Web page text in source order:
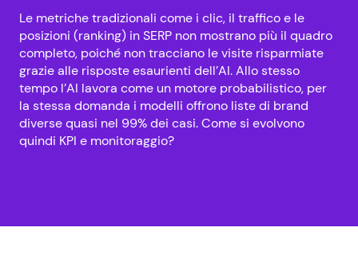
Le metriche tradizionali come i clic, il traffico e le
posizioni (ranking) in SERP non mostrano più il quadro
completo, poiché non tracciano le visite risparmiate
grazie alle risposte esaurienti dell’AI. Allo stesso
tempo l’AI lavora come un motore probabilistico, per
la stessa domanda i modelli offrono liste di brand
diverse quasi nel 99% dei casi. Come si evolvono
quindi KPI e monitoraggio?